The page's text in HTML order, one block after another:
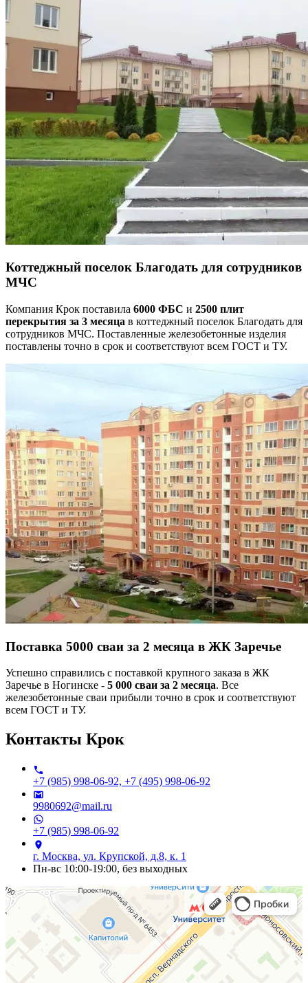
Коттеджный поселок Благодать для сотрудников
МЧС
Компания Крок поставила 6000 ФБС и 2500 плит
перекрытия за 3 месяца в коттеджный поселок Благодать для
сотрудников МЧС. Поставленные железобетонные изделия
поставлены точно в срок и соответствуют всем ГОСТ и ТУ.
Поставка 5000 сваи за 2 месяца в ЖК Заречье
Успешно справились с поставкой крупного заказа в ЖК
Заречье в Ногинске - 5 000 сваи за 2 месяца. Все
железобетонные сваи прибыли точно в срок и соответствуют
всем ГОСТ и ТУ.
Контакты Крок
+7 (985) 998-06-92, +7 (495) 998-06-92
9980692@mail.ru
+7 (985) 998-06-92
г. Москва, ул. Крупской, д.8, к. 1
Пн-вс 10:00-19:00, без выходных